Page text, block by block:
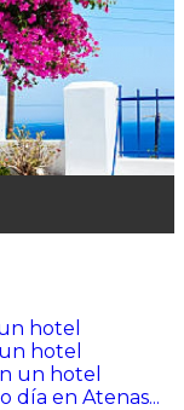
hotel
hotel
un hotel
día en Atenas...